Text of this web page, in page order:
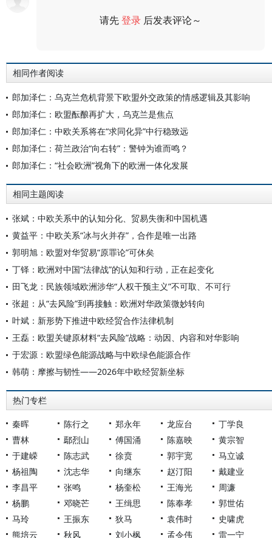
请先登录 后发表评论～
相同作者阅读
郎加泽仁：乌克兰危机背景下欧盟外交政策的情感逻辑及其影响
郎加泽仁：欧盟酝酿再扩大，乌克兰是焦点
郎加泽仁：中欧关系将在“求同化异”中行稳致远
郎加泽仁：荷兰政治“向右转”：警钟为谁而鸣？
郎加泽仁：“社会欧洲”视角下的欧洲一体化发展
相同主题阅读
张斌：中欧关系中的认知分化、贸易失衡和中国机遇
黄益平：中欧关系“冰与火并存”，合作是唯一出路
郭明旭：欧盟对华贸易“原罪论”可休矣
丁铎：欧洲对中国“法律战”的认知和行动，正在起变化
田飞龙：民族领域欧洲涉华“人权干预主义”不可取、不可行
张超：从“去风险”到再接触：欧洲对华政策微妙转向
叶斌：新形势下推进中欧经贸合作法律机制
王磊：欧盟关键原材料“去风险”战略：动因、内容和对华影响
于宏源：欧盟绿色能源战略与中欧绿色能源合作
韩萌：摩擦与韧性——2026年中欧经贸新坐标
热门专栏
秦晖 陈行之 郑永年 龙应台
丁学良
曹林
鄢烈山 傅国涌 陈嘉映
黄宗智
于建嵘
陈志武 徐贲 郭宇宽
马立诚
杨祖陶
沈志华 向继东 赵汀阳
戴建业
李昌平
张鸣 杨奎松 王海光
周濂
杨鹏
邓晓芒 王缉思 陈奉孝
郭世佑
马玲
王振东 狄马 袁伟时
史啸虎
熊培云
秋风 刘小枫 孟令伟 雷一宁